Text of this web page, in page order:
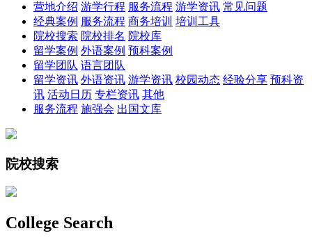
营地介绍 游学行程 服务流程 游学资讯 常见问题
经典案例 服务流程 商务培训 培训工具
院校搜索 院校排名 院校库
留学案例 外语案例 预科案例
留学团队 语言团队
留学资讯 外语资讯 游学资讯 校园动态 经验分享 预科资
讯 活动日历 专栏资讯 其他
服务流程 施强会 出国文库
院校搜索
College Search